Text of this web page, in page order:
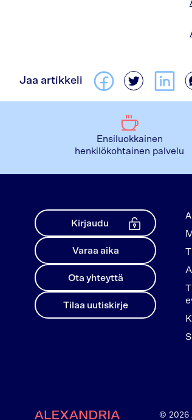
Jaa artikkeli
Ensiluokkainen
henkilökohtainen palvelu
Kirjaudu
Varaa aika
Ota yhteyttä
Tilaa uutiskirje
Etusivulle© 2026